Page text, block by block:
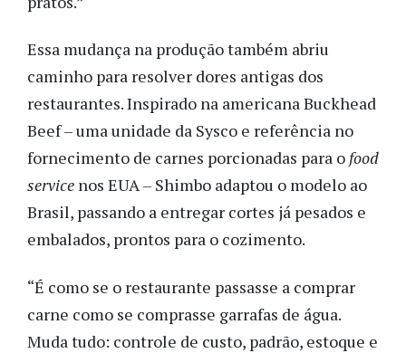
Essa mudança na produção também abriu
caminho para resolver dores antigas dos
restaurantes. Inspirado na americana Buckhead
Beef – uma unidade da Sysco e referência no
fornecimento de carnes porcionadas para o food
service nos EUA – Shimbo adaptou o modelo ao
Brasil, passando a entregar cortes já pesados e
embalados, prontos para o cozimento.
“É como se o restaurante passasse a comprar
carne como se comprasse garrafas de água.
Muda tudo: controle de custo, padrão, estoque e